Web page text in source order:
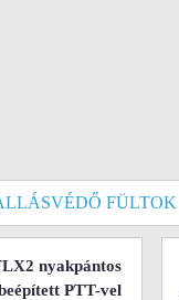
FÜLTOK
nyakpántos
PTT-vel